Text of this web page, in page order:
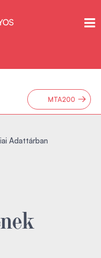
MTA200 →
Adattárban